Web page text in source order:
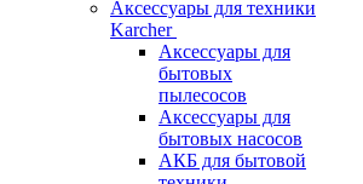
Аксессуары для техники
Karcher
Аксессуары для
бытовых
пылесосов
Аксессуары для
бытовых насосов
АКБ для бытовой